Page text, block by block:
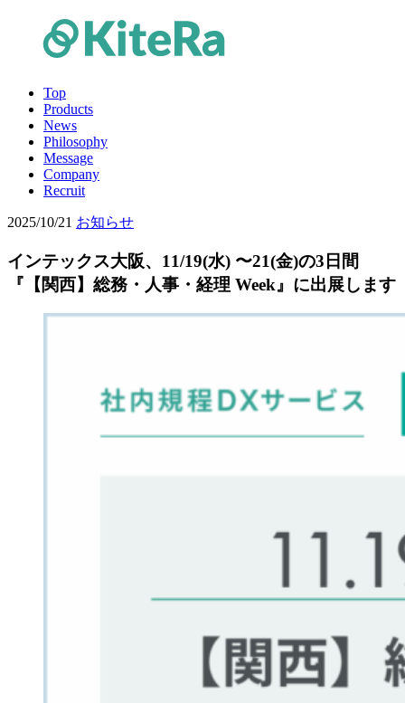
Top
Products
News
Philosophy
Message
Company
Recruit
2025/10/21 お知らせ
インテックス大阪、11/19(水) 〜21(金)の3日間
『【関西】総務・人事・経理 Week』に出展します